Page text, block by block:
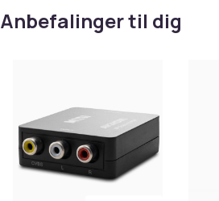
Anbefalinger til dig